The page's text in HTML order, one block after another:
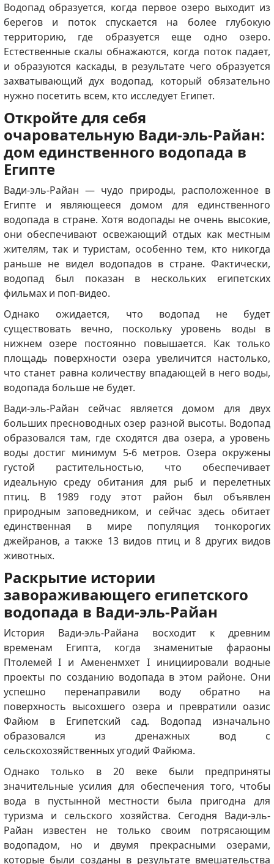
Водопад образуется, когда первое озеро выходит из
берегов и поток спускается на более глубокую
территорию, где образуется еще одно озеро.
Естественные скалы обнажаются, когда поток падает,
и образуются каскады, в результате чего образуется
захватывающий дух водопад, который обязательно
нужно посетить всем, кто исследует Египет.
Откройте для себя
очаровательную Вади-эль-Райан:
дом единственного водопада в
Египте
Вади-эль-Райан — чудо природы, расположенное в
Египте и являющееся домом для единственного
водопада в стране. Хотя водопады не очень высокие,
они обеспечивают освежающий отдых как местным
жителям, так и туристам, особенно тем, кто никогда
раньше не видел водопадов в стране.Фактически,
водопад был показан в нескольких египетских
фильмах и поп-видео.
Однако ожидается, что водопад не будет
существовать вечно, поскольку уровень воды в
нижнем озере постоянно повышается. Как только
площадь поверхности озера увеличится настолько,
что станет равна количеству впадающей в него воды,
водопада больше не будет.
Вади-эль-Райан сейчас является домом для двух
больших пресноводных озер разной высоты. Водопад
образовался там, где сходятся два озера, а уровень
воды достиг минимум 5-6 метров. Озера окружены
густой растительностью, что обеспечивает
идеальную среду обитания для рыб и перелетных
птиц. В 1989 году этот район был объявлен
природным заповедником, и сейчас здесь обитает
единственная в мире популяция тонкорогих
джейранов, а также 13 видов птиц и 8 других видов
животных.
Раскрытие истории
завораживающего египетского
водопада в Вади-эль-Райан
История Вади-эль-Райана восходит к древним
временам Египта, когда знаменитые фараоны
Птолемей I и Амененмхет I инициировали водные
проекты по созданию водопада в этом районе. Они
успешно перенаправили воду обратно на
поверхность высохшего озера и превратили оазис
Файюм в Египетский сад. Водопад изначально
образовался из дренажных вод с
сельскохозяйственных угодий Файюма.
Однако только в 20 веке были предприняты
значительные усилия для обеспечения того, чтобы
вода в пустынной местности была пригодна для
туризма и сельского хозяйства. Сегодня Вади-эль-
Райан известен не только своим потрясающим
водопадом, но и двумя прекрасными озерами,
которые были созданы в результате вмешательства